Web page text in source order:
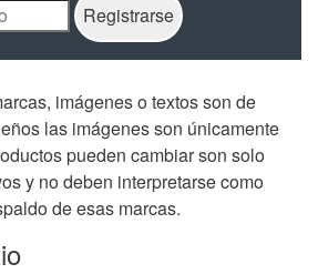
imágenes o textos son de
las imágenes son únicamente
pueden cambiar son solo
y no deben interpretarse como
de esas marcas.